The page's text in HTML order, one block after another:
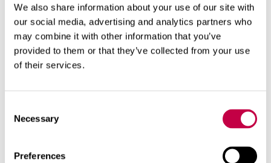
We also share information about your use of our site with
our social media, advertising and analytics partners who
may combine it with other information that you’ve
provided to them or that they’ve collected from your use
of their services.
Selection
Necessary
Preferences
VERKKOKAUPPA